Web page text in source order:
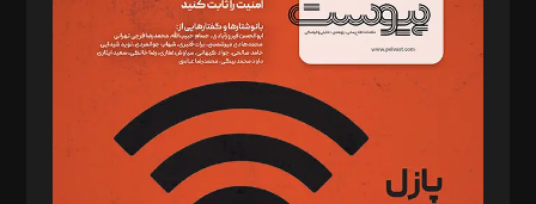
د‌بیر خدمت و تجارت: ابوالفضل رجبی
د‌بیر حقوق فناوری: حسام‌الدین ایپکچی
د‌بیر پیوست جهان: مینا پاکدل
د‌بیر تحریریه آنلاین: بابک نقاش
تحریریه‌: مجتبی محمود‌ی، آرش برهمند، یسنا امان‌پور، سروش کرمیان،
مصطفی مسجدی آرانی، ابوالفضل رجبی، زهرا فکرانه، فائزه فتحی